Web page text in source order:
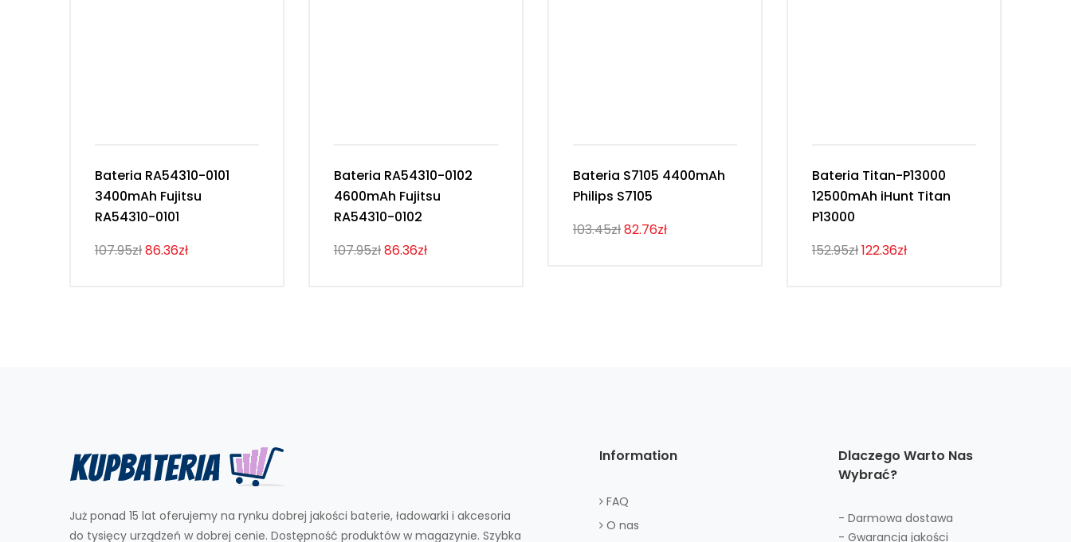
Bateria RA54310-0101
3400mAh Fujitsu
RA54310-0101
107.95zł86.36zł
Bateria RA54310-0102
4600mAh Fujitsu
RA54310-0102
107.95zł86.36zł
Bateria S7105 4400mAh
Philips S7105
103.45zł82.76zł
Bateria Titan-P13000
12500mAh iHunt Titan
P13000
152.95zł122.36zł
Już ponad 15 lat oferujemy na rynku dobrej jakości baterie, ładowarki i akcesoria
do tysięcy urządzeń w dobrej cenie. Dostępność produktów w magazynie. Szybka
Information
FAQ
O nas
Dlaczego Warto Nas
Wybrać?
- Darmowa dostawa
- Gwarancja jakości